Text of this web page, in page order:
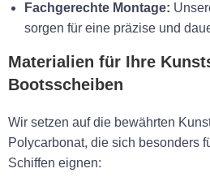
Fachgerechte Montage:
sorgen für eine präzise und
Materialien für Ihre
Bootsscheiben
Wir setzen auf die bewährten
Polycarbonat, die sich besonders
Schiffen eignen: